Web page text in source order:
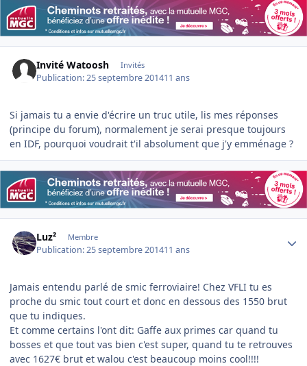
Invité Watoosh Invités
Publication:25 septembre 201411 ans
Si jamais tu a envie d'écrire un truc utile, lis mes réponses
(principe du forum), normalement je serai presque toujours
en IDF, pourquoi voudrait t'il absolument que j'y emménage ?
Luz² Membre
Publication:25 septembre 201411 ans
Jamais entendu parlé de smic ferroviaire! Chez VFLI tu es
proche du smic tout court et donc en dessous des 1550 brut
que tu indiques.
Et comme certains l'ont dit: Gaffe aux primes car quand tu
bosses et que tout vas bien c'est super, quand tu te retrouves
avec 1627€ brut et walou c'est beaucoup moins cool!!!!